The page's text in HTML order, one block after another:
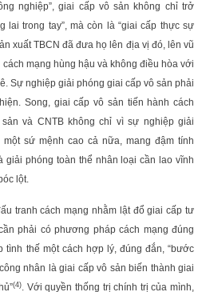
nghiệp”, giai cấp vô sản không chỉ trở
lai trong tay”, mà còn là “giai cấp thực sự
xuất TBCN đã đưa họ lên địa vị đó, lên vũ
mạng hùng hậu và không điều hòa với
Sự nghiệp giải phóng giai cấp vô sản phải
Song, giai cấp vô sản tiến hành cách
và CNTB không chỉ vì sự nghiệp giải
sứ mệnh cao cả nữa, mang đậm tính
giải phóng toàn thể nhân loại cần lao vĩnh
lột.
tranh cách mạng nhằm lật đổ giai cấp tư
phải có phương pháp cách mạng đúng
thế một cách hợp lý, đúng đắn, “bước
nhân là giai cấp vô sản biến thành giai
(4). Với quyền thống trị chính trị của mình,